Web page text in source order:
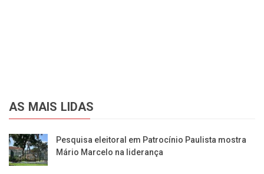
AS MAIS LIDAS
Pesquisa eleitoral em Patrocínio Paulista mostra
Mário Marcelo na liderança